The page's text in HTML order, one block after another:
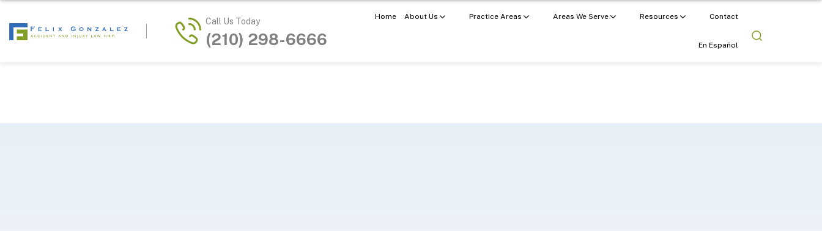
Call Us Today
(210) 298-6666
Home About Us Practice Areas Areas We Serve Resources Contact
En Español